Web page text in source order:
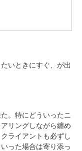
いときにすぐ、が出
。特にどういったニ
リングしながら纏め
ライアントも必ずし
った場合は寄り添っ